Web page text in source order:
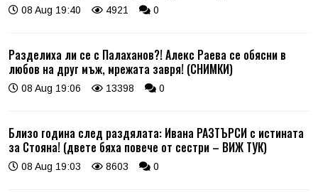
08 Aug 19:40 4921 0
Разделиха ли се с Палаханов?! Алекс Раева се обясни в
любов на друг мъж, мрежата завря! (СНИМКИ)
08 Aug 19:06 13398 0
Близо година след раздялата: Ивана РАЗТЪРСИ с истината
за Стояна! (двете бяха повече от сестри – ВИЖ ТУК)
08 Aug 19:03 8603 0